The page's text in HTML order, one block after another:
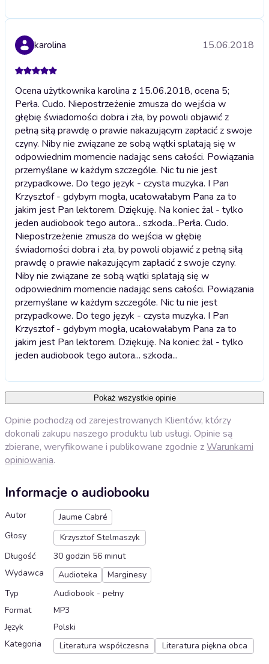
karolina 15.06.2018
Ocena użytkownika karolina z 15.06.2018, ocena 5;
Perła. Cudo. Niepostrzeżenie zmusza do wejścia w
głębię świadomości dobra i zła, by powoli objawić z
pełną siłą prawdę o prawie nakazującym zapłacić z swoje
czyny. Niby nie związane ze sobą wątki splatają się w
odpowiednim momencie nadając sens całości. Powiązania
przemyślane w każdym szczególe. Nic tu nie jest
przypadkowe. Do tego język - czysta muzyka. I Pan
Krzysztof - gdybym mogła, ucałowałabym Pana za to
jakim jest Pan lektorem. Dziękuję. Na koniec żal - tylko
jeden audiobook tego autora... szkoda...Perła. Cudo.
Niepostrzeżenie zmusza do wejścia w głębię
świadomości dobra i zła, by powoli objawić z pełną siłą
prawdę o prawie nakazującym zapłacić z swoje czyny.
Niby nie związane ze sobą wątki splatają się w
odpowiednim momencie nadając sens całości. Powiązania
przemyślane w każdym szczególe. Nic tu nie jest
przypadkowe. Do tego język - czysta muzyka. I Pan
Krzysztof - gdybym mogła, ucałowałabym Pana za to
jakim jest Pan lektorem. Dziękuję. Na koniec żal - tylko
jeden audiobook tego autora... szkoda...
Pokaż wszystkie opinie
Opinie pochodzą od zarejestrowanych Klientów, którzy
dokonali zakupu naszego produktu lub usługi. Opinie są
zbierane, weryfikowane i publikowane zgodnie zWarunkami
opiniowania.
Informacje o audiobooku
Autor
Jaume Cabré
Głosy
Krzysztof Stelmaszyk
Długość
30 godzin 56 minut
Wydawca
Audioteka
Marginesy
Typ
Audiobook - pełny
Format
MP3
Język
Polski
Kategoria
Literatura współczesna Literatura piękna obca